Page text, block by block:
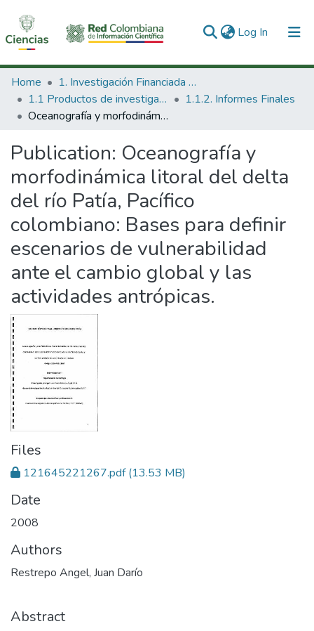
Log In (current)
Communities & Collections
All of DSpace
Home
1. Investigación Financiada con Recursos Públicos
1.1 Productos de investigación
1.1.2. Informes Finales
Oceanografía y morfodinámica litoral del delta del río Patía, Pacífico colombiano: Bases para definir escenarios de vulnerabilidad ante el cambio global y las actividades antrópicas.
Publication: Oceanografía y
morfodinámica litoral del delta
del río Patía, Pacífico
colombiano: Bases para definir
escenarios de vulnerabilidad
ante el cambio global y las
actividades antrópicas.
Files
121645221267.pdf(13.53 MB)
Date
2008
Authors
Restrepo Angel, Juan Darío
Abstract